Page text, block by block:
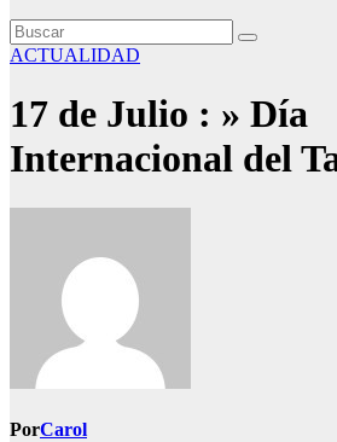
ACTUALIDAD
17 de Julio : » Día
Internacional del
PorCarol